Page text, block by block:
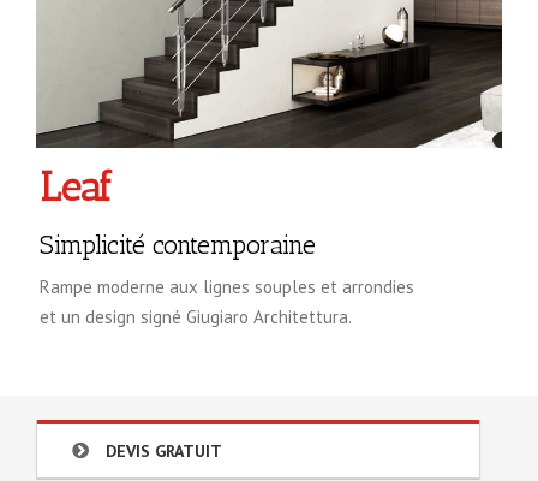
Leaf
Simplicité contemporaine
Rampe moderne aux lignes souples et arrondies
et un design signé Giugiaro Architettura.
DEVIS GRATUIT